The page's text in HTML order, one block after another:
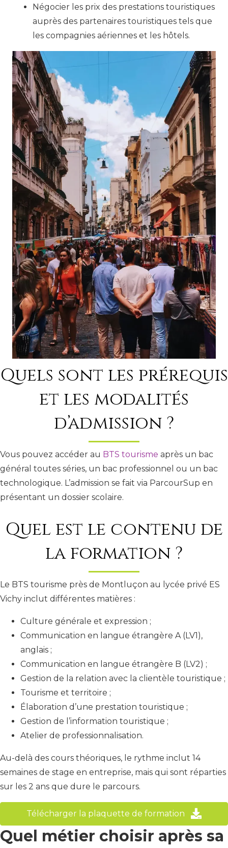
Négocier les prix des prestations touristiques
auprès des partenaires touristiques tels que
les compagnies aériennes et les hôtels.
Quels sont les prérequis
et les modalités
d’admission ?
Vous pouvez accéder au BTS tourisme après un bac
général toutes séries, un bac professionnel ou un bac
technologique. L’admission se fait via ParcourSup en
présentant un dossier scolaire.
Quel est le contenu de
la formation ?
Le BTS tourisme près de Montluçon au lycée privé ES
Vichy inclut différentes matières :
Culture générale et expression ;
Communication en langue étrangère A (LV1),
anglais ;
Communication en langue étrangère B (LV2) ;
Gestion de la relation avec la clientèle touristique ;
Tourisme et territoire ;
Élaboration d’une prestation touristique ;
Gestion de l’information touristique ;
Atelier de professionnalisation.
Au-delà des cours théoriques, le rythme inclut 14
semaines de stage en entreprise, mais qui sont réparties
sur les 2 ans que dure le parcours.
Télécharger la plaquette de formation
Quel métier choisir après sa